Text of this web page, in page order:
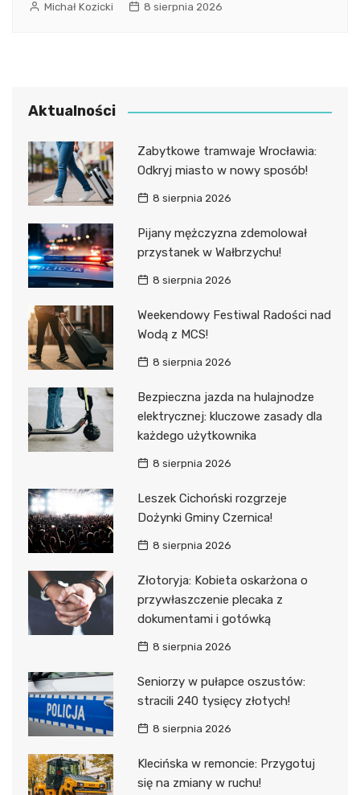
Michał Kozicki 8 sierpnia 2026
Aktualności
Zabytkowe tramwaje Wrocławia:
Odkryj miasto w nowy sposób!
8 sierpnia 2026
Pijany mężczyzna zdemolował
przystanek w Wałbrzychu!
8 sierpnia 2026
Weekendowy Festiwal Radości nad
Wodą z MCS!
8 sierpnia 2026
Bezpieczna jazda na hulajnodze
elektrycznej: kluczowe zasady dla
każdego użytkownika
8 sierpnia 2026
Leszek Cichoński rozgrzeje
Dożynki Gminy Czernica!
8 sierpnia 2026
Złotoryja: Kobieta oskarżona o
przywłaszczenie plecaka z
dokumentami i gotówką
8 sierpnia 2026
Seniorzy w pułapce oszustów:
stracili 240 tysięcy złotych!
8 sierpnia 2026
Klecińska w remoncie: Przygotuj
się na zmiany w ruchu!